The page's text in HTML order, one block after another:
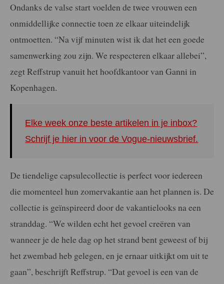
Ondanks de valse start voelden de twee vrouwen een
onmiddellijke connectie toen ze elkaar uiteindelijk
ontmoetten. “Na vijf minuten wist ik dat het een goede
samenwerking zou zijn. We respecteren elkaar allebei”,
zegt Reffstrup vanuit het hoofdkantoor van Ganni in
Kopenhagen.
Elke week onze beste artikelen in je inbox?
Schrijf je hier in voor de Vogue-nieuwsbrief.
De tiendelige capsulecollectie is perfect voor iedereen
die momenteel hun zomervakantie aan het plannen is. De
collectie is geïnspireerd door de vakantielooks na een
stranddag. “We wilden echt het gevoel creëren van
wanneer je de hele dag op het strand bent geweest of bij
het zwembad heb gelegen, en je ernaar uitkijkt om uit te
gaan”, beschrijft Reffstrup. “Dat gevoel is een van de